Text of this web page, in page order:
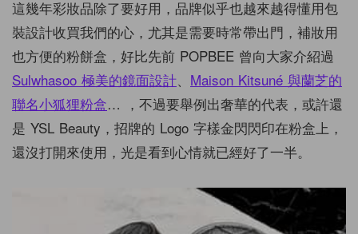
這幾年彩妝品除了要好用，品牌似乎也越來越得懂用包
裝設計收買我們的心，尤其是需要時常帶出門，補妝用
也方便的粉餅盒，好比先前 POPBEE 曾向大家介紹過
Sulwhasoo 極美的鏡面設計
Maison Kitsuné 與蘭芝的
聯名小狐狸粉盒… ，不過要舉例出奢華的代表，或許還
是 YSL Beauty，招牌的 Logo 字樣金閃閃印在粉盒上，
還沒打開來使用，光是看到心情就已經好了一半。